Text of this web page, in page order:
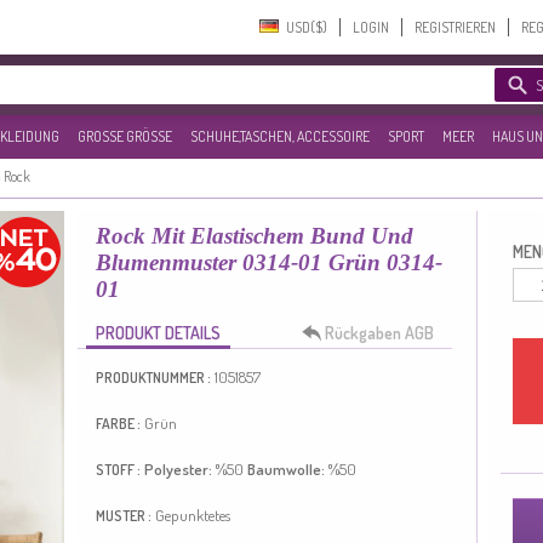
USD($)‎ LOGIN REGISTRIEREN
GROSSE GRÖSSE SCHUHE,TASCHEN, ACCESSOIRE SPORT MEER HAUS
Rock Mit Elastischem Bund Und
Blumenmuster 0314-01 Grün 0314-
01
PRODUKT DETAILS Rückgaben AGB
PRODUKTNUMMER : 1051857
FARBE : Grün
STOFF : Polyester: %50 Baumwolle: %50
MUSTER : Gepunktetes